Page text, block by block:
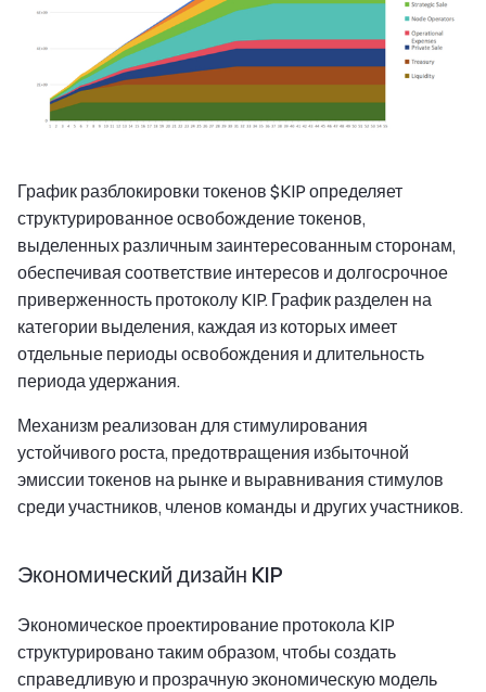
График разблокировки токенов $KIP определяет
структурированное освобождение токенов,
выделенных различным заинтересованным сторонам,
обеспечивая соответствие интересов и долгосрочное
приверженность протоколу KIP. График разделен на
категории выделения, каждая из которых имеет
отдельные периоды освобождения и длительность
периода удержания.
Механизм реализован для стимулирования
устойчивого роста, предотвращения избыточной
эмиссии токенов на рынке и выравнивания стимулов
среди участников, членов команды и других участников.
Экономический дизайн KIP
Экономическое проектирование протокола KIP
структурировано таким образом, чтобы создать
справедливую и прозрачную экономическую модель